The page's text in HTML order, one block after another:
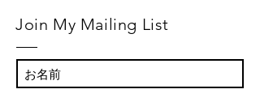
Join My Mailing List